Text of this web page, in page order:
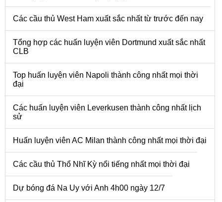
Các cầu thủ West Ham xuất sắc nhất từ trước đến nay
Tổng hợp các huấn luyện viên Dortmund xuất sắc nhất
CLB
Top huấn luyện viên Napoli thành công nhất mọi thời
đại
Các huấn luyện viên Leverkusen thành công nhất lịch
sử
Huấn luyện viên AC Milan thành công nhất mọi thời đại
Các cầu thủ Thổ Nhĩ Kỳ nổi tiếng nhất mọi thời đại
Dự bóng đá Na Uy với Anh 4h00 ngày 12/7